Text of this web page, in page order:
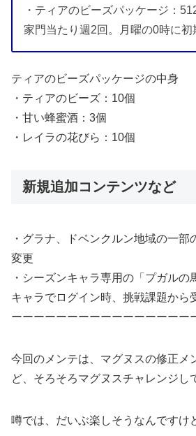
・ティアのビーズパッケージ：
家門当たり週2回。月曜の0時に初
ティアのビーズパッケージの中身
・ティアのビーズ：10個
・甘い蜂蜜酒：3個
・レイラの花びら：10個
新規追加コンテンツなど
・グラナ、ドベンクルン地域の一
変更
・シーズンキャラ専用の「プガルの
キャラでログイン時、挑戦課題から
ーーーーーーーーーーーーーーーー
今回のメンテは、マグヌスの修正メ
ど、そろそろマグヌスチャレンジし
噂では、だいぶ楽しそうなんですけ